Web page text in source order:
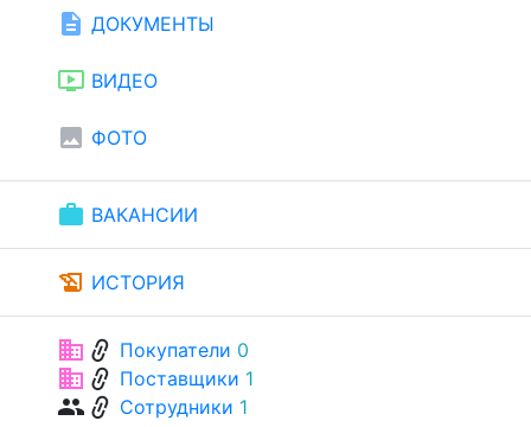
description ДОКУМЕНТЫ
ondemand_video ВИДЕО
image ФОТО
work ВАКАНСИИ
history_edu ИСТОРИЯ
businesslink Покупатели 0
businesslink Поставщики 1
grouplink Сотрудники 1